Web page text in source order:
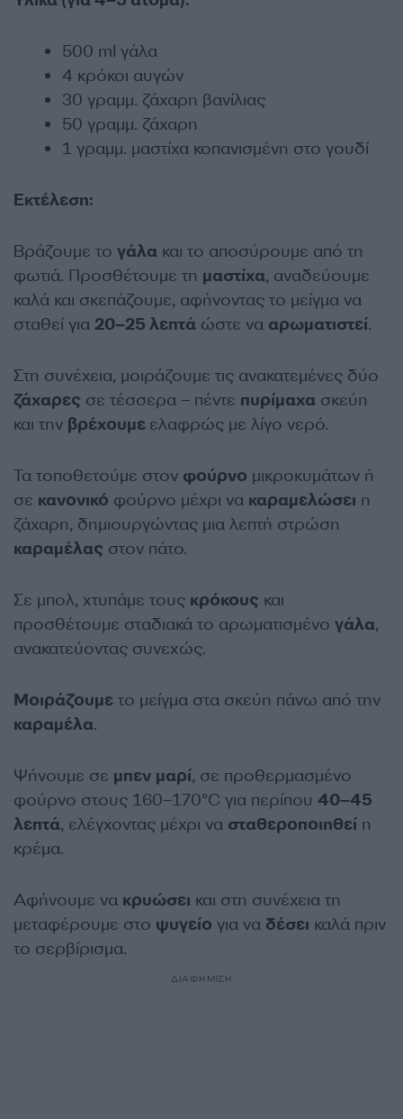
500 ml γάλα
4 κρόκοι αυγών
30 γραμμ. ζάχαρη βανίλιας
50 γραμμ. ζάχαρη
1 γραμμ. μαστίχα κοπανισμένη στο γουδί
Εκτέλεση:
Βράζουμε το γάλα και το αποσύρουμε από τη
φωτιά. Προσθέτουμε τη μαστίχα, αναδεύουμε
καλά και σκεπάζουμε, αφήνοντας το μείγμα να
σταθεί για 20–25 λεπτά ώστε να αρωματιστεί.
Στη συνέχεια, μοιράζουμε τις ανακατεμένες δύο
ζάχαρες σε τέσσερα – πέντε πυρίμαχα σκεύη
και την βρέχουμε ελαφρώς με λίγο νερό.
Τα τοποθετούμε στον φούρνο μικροκυμάτων ή
σε κανονικό φούρνο μέχρι να καραμελώσει η
ζάχαρη, δημιουργώντας μια λεπτή στρώση
καραμέλας στον πάτο.
Σε μπολ, χτυπάμε τους κρόκους και
προσθέτουμε σταδιακά το αρωματισμένο γάλα,
ανακατεύοντας συνεχώς.
Μοιράζουμε το μείγμα στα σκεύη πάνω από την
καραμέλα.
Ψήνουμε σε μπεν μαρί, σε προθερμασμένο
φούρνο στους 160–170°C για περίπου 40–45
λεπτά, ελέγχοντας μέχρι να σταθεροποιηθεί η
κρέμα.
Αφήνουμε να κρυώσει και στη συνέχεια τη
μεταφέρουμε στο ψυγείο για να δέσει καλά πριν
το σερβίρισμα.
ΔΙΑΦΗΜΙΣΗ